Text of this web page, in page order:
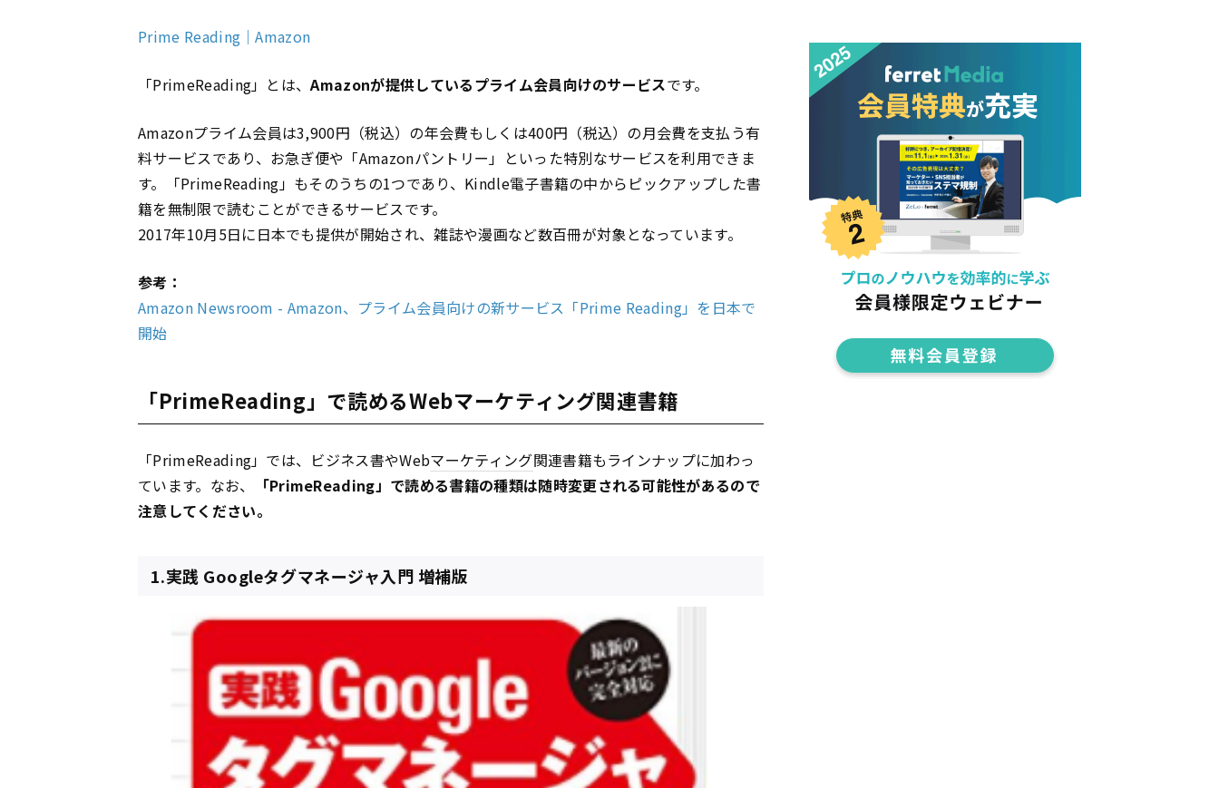
Prime Reading｜Amazon
「PrimeReading」とは、Amazonが提供しているプライム会員向けのサービスです。
Amazonプライム会員は3,900円（税込）の年会費もしくは400円（税込）の月会費を支払う有
料サービスであり、お急ぎ便や「Amazonパントリー」といった特別なサービスを利用できま
す。「PrimeReading」もそのうちの1つであり、Kindle電子書籍の中からピックアップした書
籍を無制限で読むことができるサービスです。
2017年10月5日に日本でも提供が開始され、雑誌や漫画など数百冊が対象となっています。
参考：
Amazon Newsroom - Amazon、プライム会員向けの新サービス「Prime Reading」を日本で
開始
「PrimeReading」で読めるWebマーケティング関連書籍
「PrimeReading」では、ビジネス書やWebマーケティング関連書籍もラインナップに加わっ
ています。なお、
「PrimeReading」で読める書籍の種類は随時変更される可能性があるので
注意してください。
1.実践 Googleタグマネージャ入門 増補版